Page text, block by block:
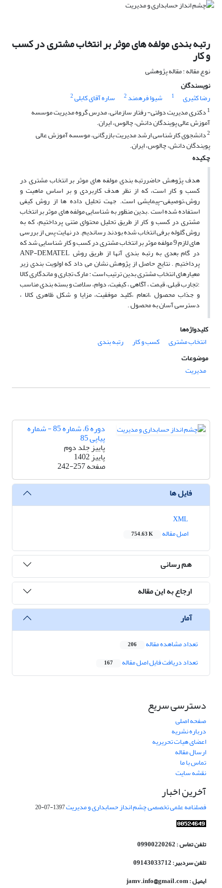
رتبه بندی مولفه های موثر بر انتخاب مشتری در کسب
و کار
نوع مقاله : مقاله پژوهشی
نویسندگان
رضا کثیری
1 شیوا فرهمند 2 ساره آقای کابلی2
1 دکتری مدیریت دولتی- رفتار سازمانی، مدرس گروه مدیریت موسسه
آموزش عالی پویندگان دانش، چالوس، ایران.
2دانشجوی کارشناسی ارشد مدیریت بازرگانی، موسسه آموزش عالی
پویندگان دانش، چالوس، ایران.
چکیده
هدف پژوهش حاضررتبه بندی مولفه های موثر بر انتخاب مشتری در
کسب و کار ‌است، که از نظر هدف کاربردی و ‌بر ‌اساس ‌ماهیت ‌و
‌روش،‌توصیفی-پیمایشی ‌است. جهت تحلیل داده ها از روش کیفی
استفاده شده است .بدین منظور به شناسایی مولفه های موثر بر انتخاب
مشتری در کسب و کار از طریق تحلیل محتوای متنی پرداختیم، که به
روش گلوله برفی انتخاب شده بودند رساندیم. در نهایت پس از بررسی
های لازم 9 مولفه موثر بر انتخاب مشتری در کسب و کار شناسایی شد که
در گام بعدی به رتبه بندی آنها از طریق روش ANP-DEMATEL
پرداختیم . نتایج حاصل از پژوهش نشان می داد که اولویت بندی زیر
معیارهای انتخاب مشتری بدین ترتیب است : مارک تجاری و ماندگاری کالا
؛تجارب قبلی، قیمت ، آگاهی ، کیفیت، دوام، سلامت و بسته بندی مناسب
و جذاب محصول ،انعام ،کلید موفقیت، مزایا و شکل ظاهری کالا ،
دسترسی آسان به محصول .
کلیدواژه‌ها
انتخاب مشتری
کسب و کار
رتبه بندی
موضوعات
مدیریت
دوره 6، شماره 85 - شماره
پیاپی 85
پاییز جلد دوم
پاییز 1402
صفحه242-257
فایل ها
اصل مقاله
754.63 K
هم رسانی
ارجاع به این مقاله
آمار
تعداد مشاهده مقاله 206
تعداد دریافت فایل اصل مقاله 167
دسترسی سریع
صفحه اصلی
درباره نشریه
اعضای هیات تحریریه
ارسال مقاله
تماس با ما
نقشه سایت
آخرین اخبار
فصلنامه علمی تخصصی چشم انداز حسابداری و مدیریت1397-07-20
تلفن تماس : 09900220262
تلفن سردبیر: 09143033712
ایمیل : jamv.info@gmail.com